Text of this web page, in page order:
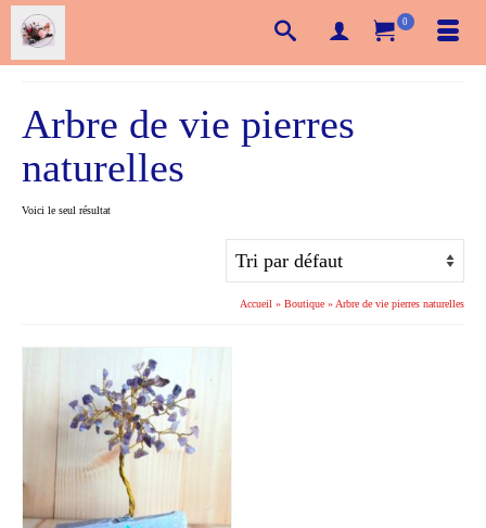
0
Arbre de vie pierres
naturelles
Voici le seul résultat
Accueil » Boutique » Arbre de vie pierres naturelles